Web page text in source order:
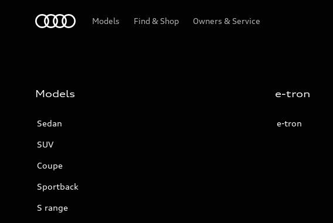
Models Find & Shop Owners & Service
Models
Sedan
SUV
Coupe
Sportback
S range
e-tron
e-tron